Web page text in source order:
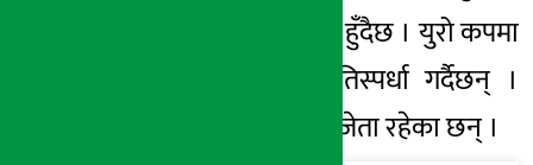
देखि जुलाई ११ सम्म हुँदैछ । युरो कपमा
कुल २४ टिमले प्रतिस्पर्धा गर्दैछन् ।
त्यसमा ९ टिम पूर्व विजेता रहेका छन् ।